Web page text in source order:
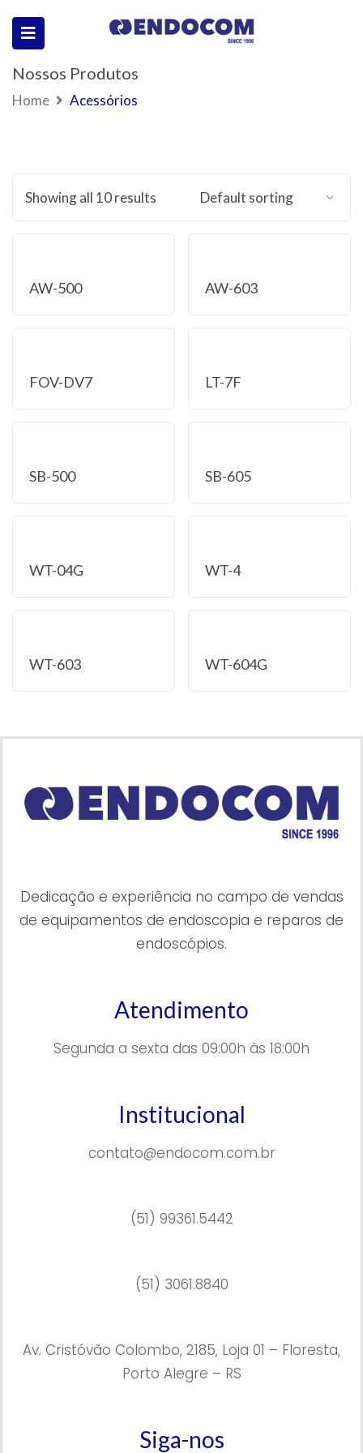
Nossos Produtos
Home Acessórios
Showing all 10 results
AW-500 AW-603
FOV-DV7 LT-7F
SB-500 SB-605
WT-04G WT-4
WT-603 WT-604G
Dedicação e experiência no campo de vendas
de equipamentos de endoscopia e reparos de
endoscópios.
Atendimento
Segunda a sexta das 09:00h às 18:00h
Institucional
contato@endocom.com.br
(51) 99361.5442
(51) 3061.8840
Av. Cristóvão Colombo, 2185, Loja 01 – Floresta,
Porto Alegre – RS
Siga-nos